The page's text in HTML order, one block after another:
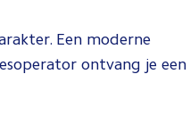
Een moderne
ontvang je een